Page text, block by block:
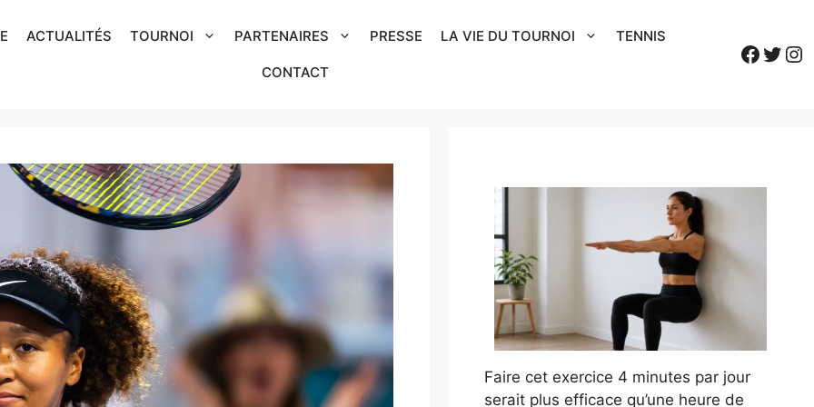
ACTUALITÉS TOURNOI PARTENAIRES PRESSE LA VIE DU TOURNOI TENNIS
CONTACT
Faire cet exercice 4 minutes par jour
serait plus efficace qu’une heure de